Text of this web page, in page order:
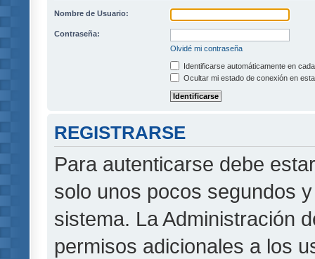
Nombre de Usuario:
Contraseña:
Olvidé mi contraseña
Identificarse automáticamente en
Ocultar mi estado de conexión en
REGISTRARSE
Para autenticarse debe
solo unos pocos segundos
sistema. La Administración
permisos adicionales a los